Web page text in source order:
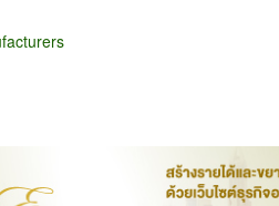
ผู้ส่งออก/นำเข้า ธุรกิจบริการ